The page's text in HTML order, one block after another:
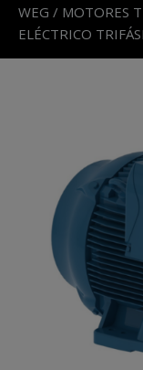
WEG / MOTORES
ELÉCTRICO